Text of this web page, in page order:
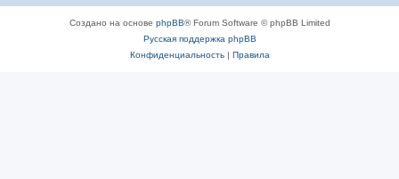
Создано на основе phpBB® Forum Software © phpBB Limited
Русская поддержка phpBB
Конфиденциальность| Правила